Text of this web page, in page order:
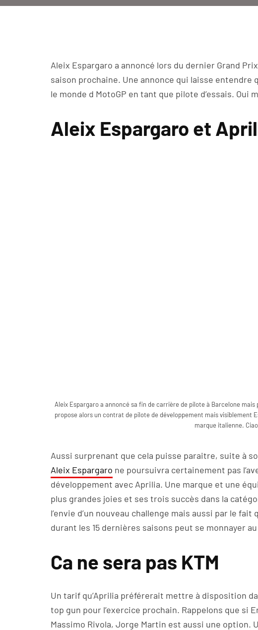
Aleix Espargaro a annoncé lors du dernier Grand
saison prochaine. Une annonce qui laisse entendre
le monde d MotoGP en tant que pilote d’essais.
Aleix Espargaro et
Aleix Espargaro a annoncé sa fin de carrière de pilote à Barcelone
propose alors un contrat de pilote de développement mais visiblement
marque italienne.
Aussi surprenant que cela puisse paraitre, suite à
Aleix Espargaro ne poursuivra certainement pas
développement avec Aprilia. Une marque et une
plus grandes joies et ses trois succès dans la
l’envie d’un nouveau challenge mais aussi par le
durant les 15 dernières saisons peut se monnayer
Ca ne sera pas KTM
Un tarif qu’Aprilia préférerait mettre à disposition
top gun pour l’exercice prochain. Rappelons que si
Massimo Rivola, Jorge Martin est aussi une